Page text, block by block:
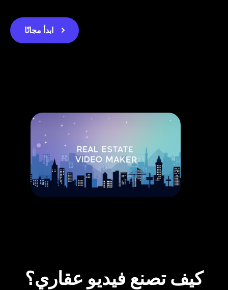
ابدأ مجانًا
كيف تصنع فيديو عقاري؟